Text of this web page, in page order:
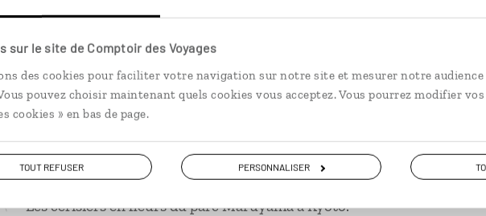
sur le site de Comptoir des Voyages
des cookies pour faciliter votre navigation sur notre site et mesurer notre audience
pouvez choisir maintenant quels cookies vous acceptez. Vous pourrez modifier
cookies » en bas de page.
TOUT REFUSER PERSONNALISER
regret.
1 grand moment de solitude
1 grand moment de béatitude
Les cerisiers en fleurs du parc Maruyama à Kyoto.